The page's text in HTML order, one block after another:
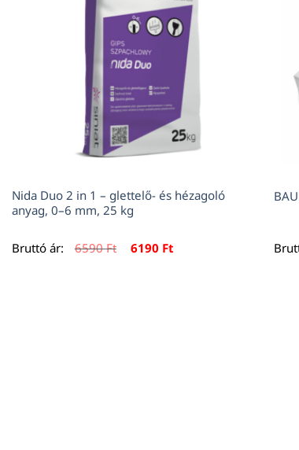
Nida Duo 2 in 1 – glettelő- és hézagoló
anyag, 0–6 mm, 25 kg
Bruttó ár: 6590Ft Original
price
6190 Ft